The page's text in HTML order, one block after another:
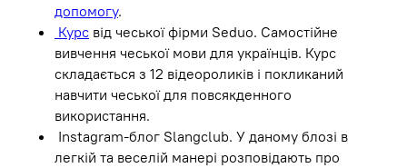
допомогу.
Курс від чеської фірми Seduo. Самостійне
вивчення чеської мови для українців. Курс
складається з 12 відеороликів і покликаний
навчити чеської для повсякденного
використання.
Instagram-блог Slangclub. У даному блозі в
легкій та веселій манері розповідають про